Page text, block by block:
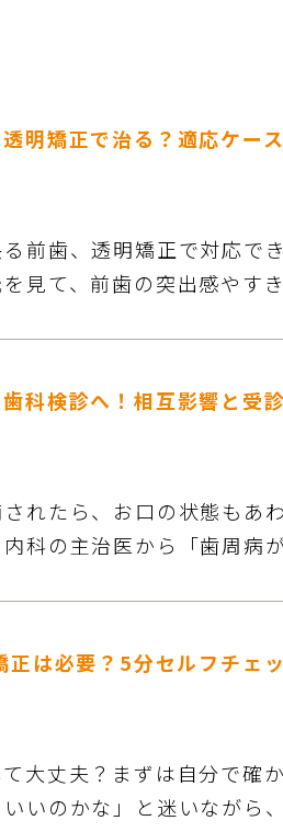
明矯正で治る？適応ケー
前歯、透明矯正で対応で
見て、前歯の突出感やす
科検診へ！相互影響と受
れたら、お口の状態もあ
科の主治医から「歯周病
は必要？5分セルフチェ
大丈夫？まずは自分で確
いのかな」と迷いながら